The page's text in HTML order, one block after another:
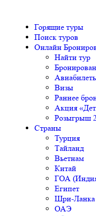
Горящие туры
Поиск туров
Онлайн
Найти тур
Визы
Раннее
Акция
Розыгрыш
Страны
Турция
Тайланд
Вьетнам
Китай
ГОА
Египет
Шри-Ланка
ОАЭ